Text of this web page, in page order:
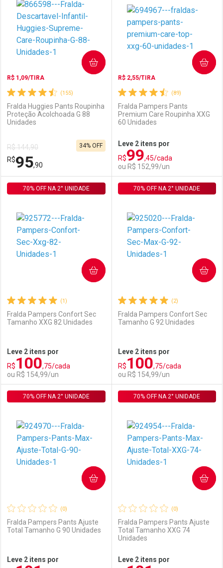
Laboratório
Comprar sem Desconto
Por R$ 155,99/cada
Por Menos
Comprar sem Desconto
Por R$ 155,99/cada
Laboratório
Comprar sem Desconto
Por R$ 110,24/cada
Por Menos
Comprar sem Desconto
Por R$ 110,24/cada
(155)
R$ 1,09/TIRA
Fralda Huggies Pants Roupinha
Proteção Acolchoada G 88
Unidades
R$ 144,90
R$95,90
34% OFF
COMPRAR
FECHAR
Laboratório
Comprar sem Desconto
Por R$ 95,90/cada
FECHAR
Por Menos
Comprar sem Desconto
Por R$ 95,90/cada
(89)
R$ 2,55/TIRA
Fralda Pampers Pants
Premium Care Roupinha XXG
60 Unidades
Leve 2 itens por
R$99,45/cada
ou R$ 152,99/un
COMPRAR
Laboratório
Comprar sem Desconto
Por R$ 152,99/cada
Por Menos
Comprar sem Desconto
Por R$ 152,99/cada
(1)
Fralda Pampers Confort Sec
Tamanho XXG 82 Unidades
70% OFF NA 2° UNIDADE
Leve 2 itens por
R$100,75/cada
ou R$ 154,99/un
COMPRAR
FECHAR
Laboratório
FECHAR
Por Menos
(2)
Fralda Pampers Confort Sec
Tamanho G 92 Unidades
70% OFF NA 2° UNIDADE
Leve 2 itens por
R$100,75/cada
ou R$ 154,99/un
COMPRAR
Laboratório
Por Menos
(0)
Fralda Pampers Pants Ajuste
Total Tamanho G 90 Unidades
70% OFF NA 2° UNIDADE
Leve 2 itens por
COMPRAR
(0)
Fralda Pampers Pants Ajuste
Total Tamanho XXG 74
Unidades
70% OFF NA 2° UNIDADE
Leve 2 itens por
COMPRAR